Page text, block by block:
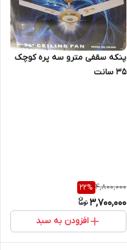
پنکه‌ سقفی مترو سه‌ پره کوچک
۳۵ سانت
4,800,000
22%
3,700,000
افزودن به سبد